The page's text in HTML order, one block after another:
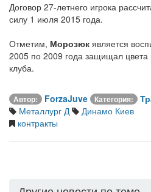
Договор 27-летнего игрока
силу 1 июля 2015 года.
Отметим, Морозюк является
2005 по 2009 года защищал
клуба.
Автор: ForzaJuve Категория:
Металлург Д
Динамо Киев
контракты